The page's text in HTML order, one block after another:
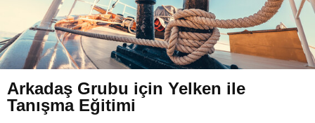
Arkadaş Grubu için Yelken ile
Tanışma Eğitimi